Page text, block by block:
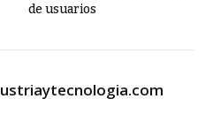
de usuarios